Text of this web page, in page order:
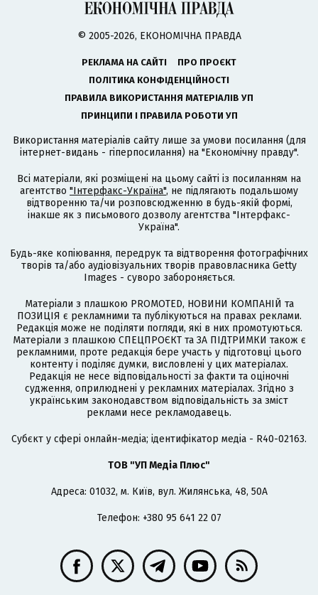
© 2005-2026, ЕКОНОМІЧНА ПРАВДА
РЕКЛАМА НА САЙТІ
ПРО ПРОЄКТ
ПОЛІТИКА КОНФІДЕНЦІЙНОСТІ
ПРАВИЛА ВИКОРИСТАННЯ МАТЕРІАЛІВ УП
ПРИНЦИПИ І ПРАВИЛА РОБОТИ УП
Використання матеріалів сайту лише за умови посилання (для
інтернет-видань - гіперпосилання) на "Економічну правду".
Всі матеріали, які розміщені на цьому сайті із посиланням на
агентство "Інтерфакс-Україна", не підлягають подальшому
відтворенню та/чи розповсюдженню в будь-якій формі,
інакше як з письмового дозволу агентства "Інтерфакс-
Україна".
Будь-яке копіювання, передрук та відтворення фотографічних
творів та/або аудіовізуальних творів правовласника Getty
Images - суворо забороняється.
Матеріали з плашкою PROMOTED, НОВИНИ КОМПАНІЙ та
ПОЗИЦІЯ є рекламними та публікуються на правах реклами.
Редакція може не поділяти погляди, які в них промотуються.
Матеріали з плашкою СПЕЦПРОЄКТ та ЗА ПІДТРИМКИ також є
рекламними, проте редакція бере участь у підготовці цього
контенту і поділяє думки, висловлені у цих матеріалах.
Редакція не несе відповідальності за факти та оціночні
судження, оприлюднені у рекламних матеріалах. Згідно з
українським законодавством відповідальність за зміст
реклами несе рекламодавець.
Cубєкт у сфері онлайн-медіа; ідентифікатор медіа - R40-02163.
ТОВ "УП Медіа Плюс"
Адреса: 01032, м. Київ, вул. Жилянська, 48, 50А
Телефон: +380 95 641 22 07